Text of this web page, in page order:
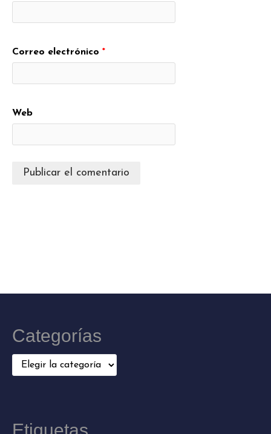
Correo electrónico *
Web
Categorías
Categorías